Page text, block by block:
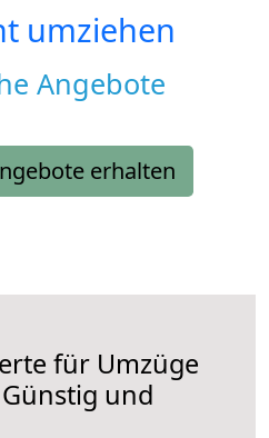
umziehen
Angebote
erhalten
für Umzüge
Günstig und